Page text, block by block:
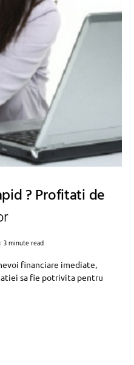
? Profitati de
3 minute read
financiare imediate,
sa fie potrivita pentru